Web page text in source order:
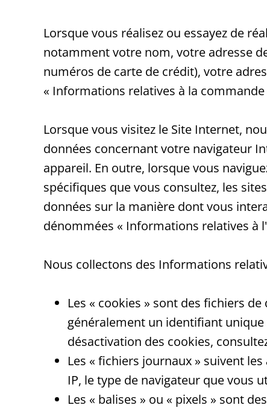
Lorsque vous réalisez ou essayez de
notamment votre nom, votre adresse
numéros de carte de crédit), votre
« Informations relatives à la commande
Lorsque vous visitez le Site Internet,
données concernant votre navigateur
appareil. En outre, lorsque vous
spécifiques que vous consultez, les
données sur la manière dont vous
dénommées « Informations relatives à
Nous collectons des Informations
Les « cookies » sont des fichiers
généralement un identifiant
désactivation des cookies,
Les « fichiers journaux » suivent
IP, le type de navigateur que vous
Les « balises » ou « pixels » sont